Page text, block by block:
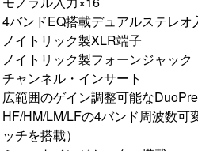
4バンドEQ搭載デュアルステレオ
ノイトリック製XLR端子
ノイトリック製フォーンジャック
チャンネル・インサート
広範囲のゲイン調整可能な
HF/HM/LM/LFの4バンド周波数可
ッチを搭載）